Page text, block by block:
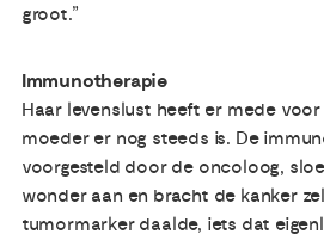
groot.”
Immunotherapie
Haar levenslust heeft er mede voor
moeder er nog steeds is. De
voorgesteld door de oncoloog,
wonder aan en bracht de kanker
tumormarker daalde, iets dat